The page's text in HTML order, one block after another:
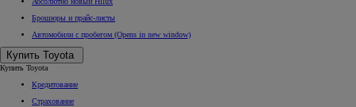
Брошюры и прайс-листы
Автомобили с пробегом (Opens in new window)
Купить Toyota
Купить Toyota
Кредитование
Страхование